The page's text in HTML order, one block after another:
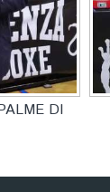
DI